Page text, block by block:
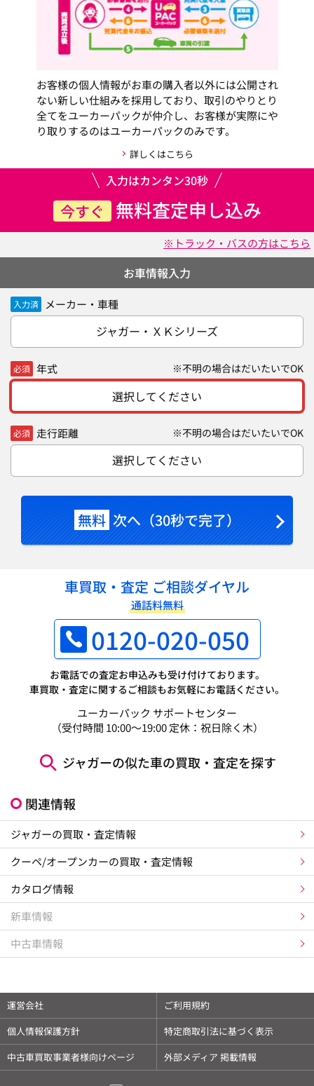
お客様の個人情報がお車の購入者以外には公開され
ない新しい仕組みを採用しており、取引のやりとり
全てをユーカーパックが仲介し、お客様が実際にや
り取りするのはユーカーパックのみです。
詳しくはこちら
入力はカンタン30秒
今すぐ 無料査定申し込み
※トラック・バスの方はこちら
お車情報入力
入力済 メーカー・車種
ジャガー・ＸＫシリーズ
必須 年式 ※不明の場合はだいたいでOK
選択してください
必須 走行距離 ※不明の場合はだいたいでOK
選択してください
無料 次へ（30秒で完了）
車買取・査定 ご相談ダイヤル
通話料無料
0120-020-050
お電話での査定お申込みも受け付けております。
車買取・査定に関するご相談もお気軽にお電話ください。
ユーカーパック サポートセンター
（受付時間 10:00～19:00 定休：祝日除く木）
ジャガーの似た車の買取・査定を探す
関連情報
ジャガーの買取・査定情報
クーペ/オープンカーの買取・査定情報
カタログ情報
新車情報
中古車情報
運営会社
ご利用規約
個人情報保護方針
特定商取引法に基づく表示
中古車買取事業者様向けページ
外部メディア 掲載情報